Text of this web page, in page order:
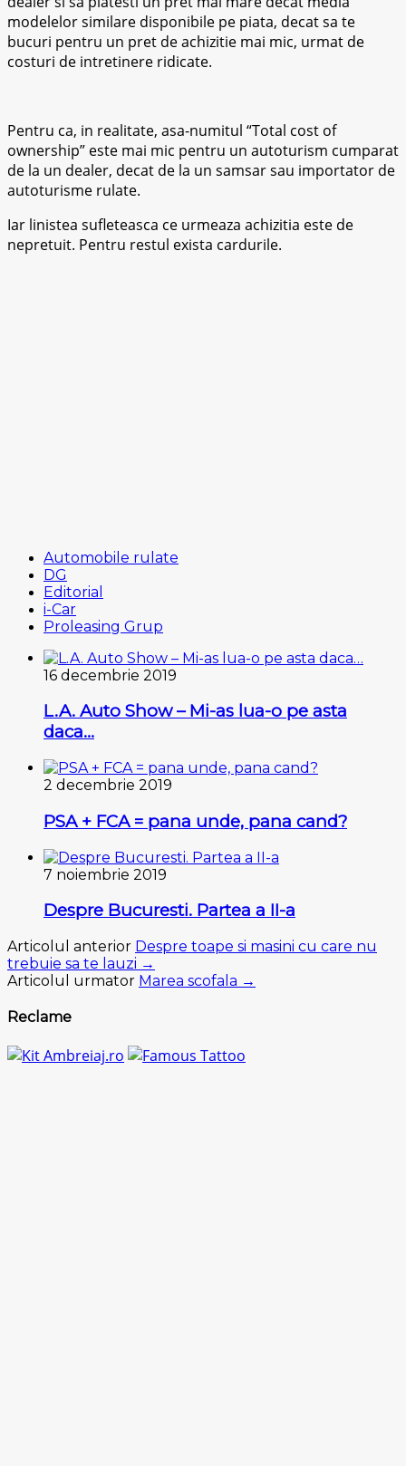
modelelor similare disponibile pe piata, decat sa te
bucuri pentru un pret de achizitie mai mic, urmat de
costuri de intretinere ridicate.
Pentru ca, in realitate, asa-numitul “Total cost of
ownership” este mai mic pentru un autoturism cumparat
de la un dealer, decat de la un samsar sau importator de
autoturisme rulate.
Iar linistea sufleteasca ce urmeaza achizitia este de
nepretuit. Pentru restul exista cardurile.
Automobile rulate
DG
Editorial
i-Car
Proleasing Grup
16 decembrie 2019
L.A. Auto Show – Mi-as lua-o pe asta
daca…
2 decembrie 2019
PSA + FCA = pana unde, pana cand?
7 noiembrie 2019
Despre Bucuresti. Partea a II-a
Articolul anterior Despre toape si masini cu care nu
trebuie sa te lauzi →
Articolul urmator Marea scofala →
Reclame